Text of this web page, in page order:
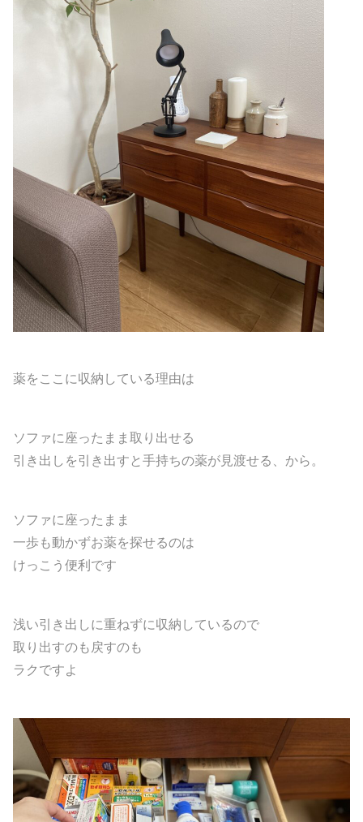
薬をここに収納している理由は
ソファに座ったまま取り出せる
引き出しを引き出すと手持ちの薬が見渡せる、から。
ソファに座ったまま
一歩も動かずお薬を探せるのは
けっこう便利です
浅い引き出しに重ねずに収納しているので
取り出すのも戻すのも
ラクですよ